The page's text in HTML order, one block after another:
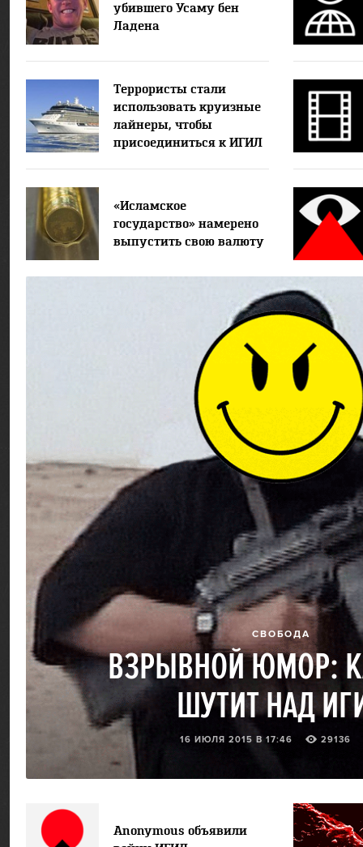
убившего Усаму бен
Ладена
Террористы стали
использовать круизные
лайнеры, чтобы
присоединиться к ИГИЛ
«Исламское
государство» намерено
выпустить свою валюту
СВОБОДА
ВЗРЫВНОЙ ЮМОР:
ШУТИТ НАД
16 ИЮЛЯ 2015 В 17:46 29136
Anonymous объявили